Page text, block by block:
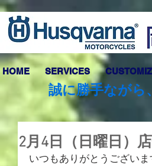
HOME SERVICES
誠に勝手ながら
2月4日（日曜日）
いつもありがとうございま